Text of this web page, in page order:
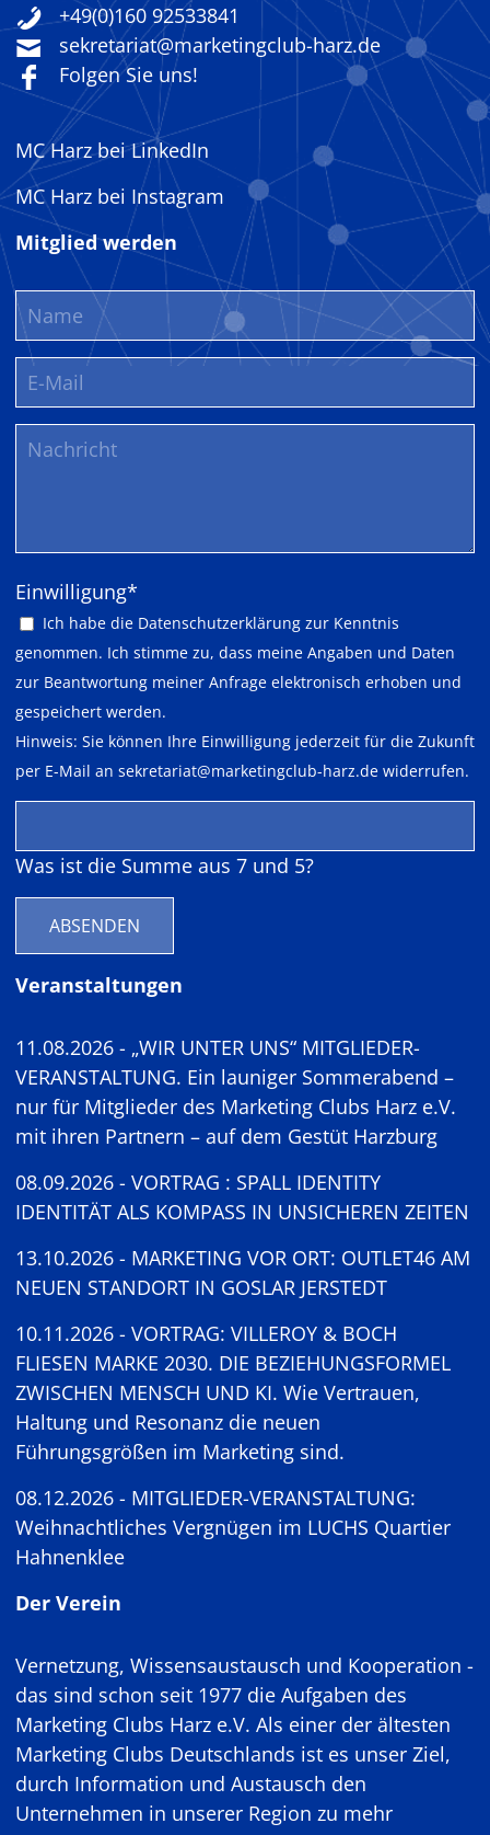
+49(0)160 92533841
sekretariat@marketingclub-harz.de
Folgen Sie uns!
MC Harz bei LinkedIn
MC Harz bei Instagram
Mitglied werden
Pflichtfeld
Einwilligung*
Ich habe die Datenschutzerklärung zur Kenntnis
genommen. Ich stimme zu, dass meine Angaben und Daten
zur Beantwortung meiner Anfrage elektronisch erhoben und
gespeichert werden.
Hinweis: Sie können Ihre Einwilligung jederzeit für die Zukunft
per E-Mail an sekretariat@marketingclub-harz.de widerrufen.
Was ist die Summe aus 7 und 5?
ABSENDEN
Veranstaltungen
11.08.2026 - „WIR UNTER UNS“ MITGLIEDER-
VERANSTALTUNG. Ein launiger Sommerabend –
nur für Mitglieder des Marketing Clubs Harz e.V.
mit ihren Partnern – auf dem Gestüt Harzburg
08.09.2026 - VORTRAG : SPALL IDENTITY
IDENTITÄT ALS KOMPASS IN UNSICHEREN ZEITEN
13.10.2026 - MARKETING VOR ORT: OUTLET46 AM
NEUEN STANDORT IN GOSLAR JERSTEDT
10.11.2026 - VORTRAG: VILLEROY & BOCH
FLIESEN MARKE 2030. DIE BEZIEHUNGSFORMEL
ZWISCHEN MENSCH UND KI. Wie Vertrauen,
Haltung und Resonanz die neuen
Führungsgrößen im Marketing sind.
08.12.2026 - MITGLIEDER-VERANSTALTUNG:
Weihnachtliches Vergnügen im LUCHS Quartier
Hahnenklee
Der Verein
Vernetzung, Wissensaustausch und Kooperation -
das sind schon seit 1977 die Aufgaben des
Marketing Clubs Harz e.V. Als einer der ältesten
Marketing Clubs Deutschlands ist es unser Ziel,
durch Information und Austausch den
Unternehmen in unserer Region zu mehr